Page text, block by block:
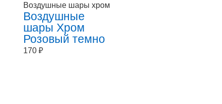
Воздушные шары хром
Воздушные
шары Хром
Розовый темно
170 ₽